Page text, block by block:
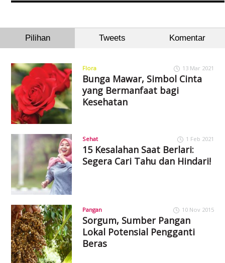
Pilihan Tweets Komentar
Flora 13 Mar 2021
Bunga Mawar, Simbol Cinta
yang Bermanfaat bagi
Kesehatan
Sehat 1 Feb 2021
15 Kesalahan Saat Berlari:
Segera Cari Tahu dan Hindari!
Pangan 10 Nov 2015
Sorgum, Sumber Pangan
Lokal Potensial Pengganti
Beras